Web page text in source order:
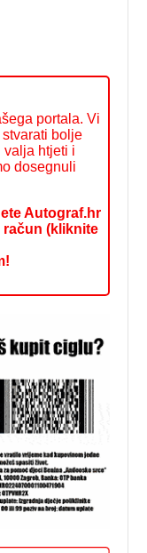
portala. Vi
bolje
valja htjeti i
dosegnuli
Autograf.hr
račun (kliknite